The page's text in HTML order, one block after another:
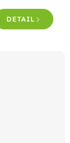
DETAIL